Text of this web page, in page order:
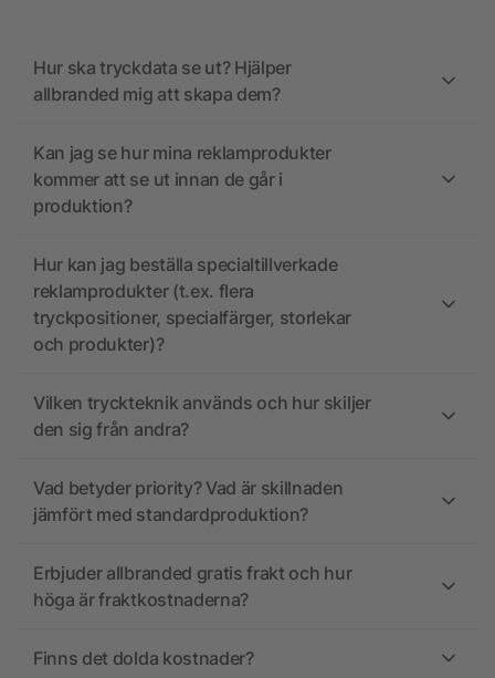
Hur ska tryckdata se ut? Hjälper
allbranded mig att skapa dem?
Kan jag se hur mina reklamprodukter
kommer att se ut innan de går i
produktion?
Hur kan jag beställa specialtillverkade
reklamprodukter (t.ex. flera
tryckpositioner, specialfärger, storlekar
och produkter)?
Vilken tryckteknik används och hur skiljer
den sig från andra?
Vad betyder priority? Vad är skillnaden
jämfört med standardproduktion?
Erbjuder allbranded gratis frakt och hur
höga är fraktkostnaderna?
Finns det dolda kostnader?